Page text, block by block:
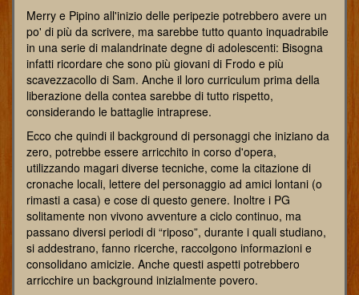
Merry e Pipino all'inizio delle peripezie potrebbero avere un
po' di più da scrivere, ma sarebbe tutto quanto inquadrabile
in una serie di malandrinate degne di adolescenti: Bisogna
infatti ricordare che sono più giovani di Frodo e più
scavezzacollo di Sam. Anche il loro curriculum prima della
liberazione della contea sarebbe di tutto rispetto,
considerando le battaglie intraprese.
Ecco che quindi il background di personaggi che iniziano da
zero, potrebbe essere arricchito in corso d'opera,
utilizzando magari diverse tecniche, come la citazione di
cronache locali, lettere del personaggio ad amici lontani (o
rimasti a casa) e cose di questo genere. Inoltre i PG
solitamente non vivono avventure a ciclo continuo, ma
passano diversi periodi di “riposo”, durante i quali studiano,
si addestrano, fanno ricerche, raccolgono informazioni e
consolidano amicizie. Anche questi aspetti potrebbero
arricchire un background inizialmente povero.